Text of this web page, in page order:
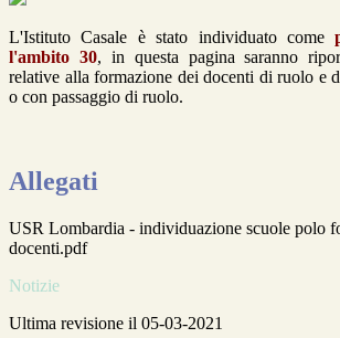
L'Istituto Casale è stato individuato come
l'ambito 30, in questa pagina saranno
relative alla formazione dei docenti di ruolo e
o con passaggio di ruolo.
Allegati
USR Lombardia - individuazione scuole polo
docenti.pdf
Notizie
Ultima revisione il 05-03-2021